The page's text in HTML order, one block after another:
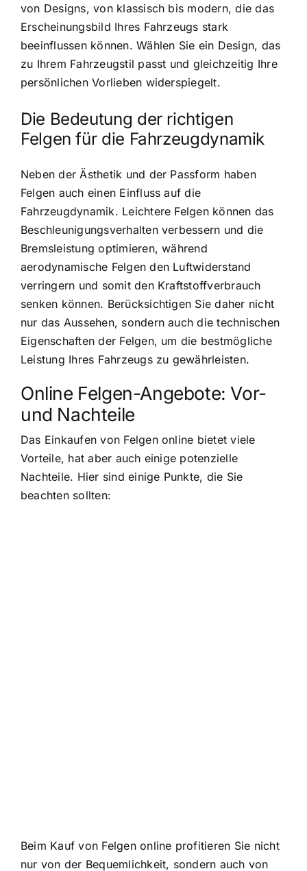
von Designs, von klassisch bis modern, die das
Erscheinungsbild Ihres Fahrzeugs stark
beeinflussen können. Wählen Sie ein Design, das
zu Ihrem Fahrzeugstil passt und gleichzeitig Ihre
persönlichen Vorlieben widerspiegelt.
Die Bedeutung der richtigen
Felgen für die Fahrzeugdynamik
Neben der Ästhetik und der Passform haben
Felgen auch einen Einfluss auf die
Fahrzeugdynamik. Leichtere Felgen können das
Beschleunigungsverhalten verbessern und die
Bremsleistung optimieren, während
aerodynamische Felgen den Luftwiderstand
verringern und somit den Kraftstoffverbrauch
senken können. Berücksichtigen Sie daher nicht
nur das Aussehen, sondern auch die technischen
Eigenschaften der Felgen, um die bestmögliche
Leistung Ihres Fahrzeugs zu gewährleisten.
Online Felgen-Angebote: Vor-
und Nachteile
Das Einkaufen von Felgen online bietet viele
Vorteile, hat aber auch einige potenzielle
Nachteile. Hier sind einige Punkte, die Sie
beachten sollten:
Beim Kauf von Felgen online profitieren Sie nicht
nur von der Bequemlichkeit, sondern auch von